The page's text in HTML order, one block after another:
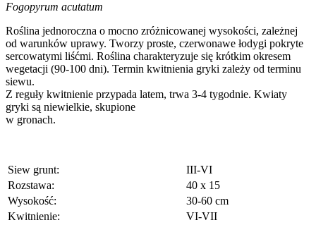
Fogopyrum acutatum
Roślina jednoroczna o mocno zróżnicowanej wysokości, zależnej
od warunków uprawy. Tworzy proste, czerwonawe łodygi pokryte
sercowatymi liśćmi. Roślina charakteryzuje się krótkim okresem
wegetacji (90-100 dni). Termin kwitnienia gryki zależy od terminu
siewu.
Z reguły kwitnienie przypada latem, trwa 3-4 tygodnie. Kwiaty
gryki są niewielkie, skupione
w gronach.
Siew grunt:
III-VI
Rozstawa:
40 x 15
Wysokość:
30-60 cm
Kwitnienie:
VI-VII